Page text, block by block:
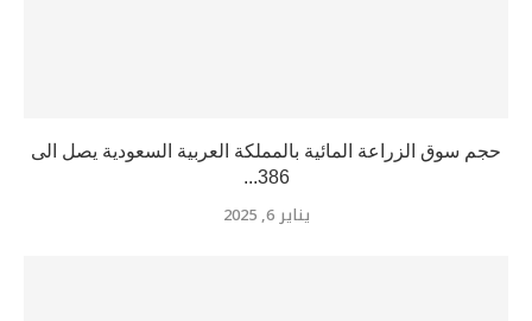
حجم سوق الزراعة المائية بالمملكة العربية السعودية يصل الى
386...
يناير 6, 2025